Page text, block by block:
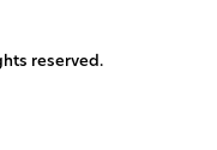
reserved.